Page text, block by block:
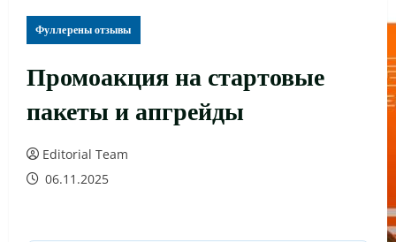
Фуллерены отзывы
Промоакция на стартовые
пакеты и апгрейды
Editorial Team
06.11.2025